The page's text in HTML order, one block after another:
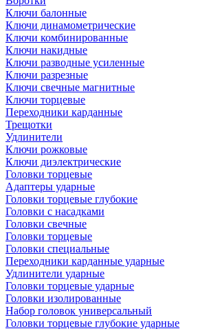
Ключи балонные
Ключи динамометрические
Ключи комбинированные
Ключи накидные
Ключи разводные усиленные
Ключи разрезные
Ключи свечные магнитные
Ключи торцевые
Переходники карданные
Трещотки
Удлинители
Ключи рожковые
Ключи диэлектрические
Головки торцевые
Адаптеры ударные
Головки торцевые глубокие
Головки с насадками
Головки свечные
Головки торцевые
Головки специальные
Переходники карданные ударные
Удлинители ударные
Головки торцевые ударные
Головки изолированные
Набор головок универсальный
Головки торцевые глубокие ударные